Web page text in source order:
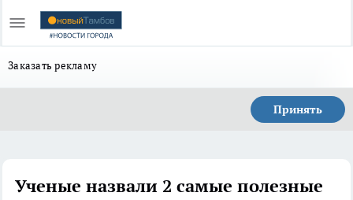
Заказать рекламу
Принять
Ученые назвали 2 самые полезные